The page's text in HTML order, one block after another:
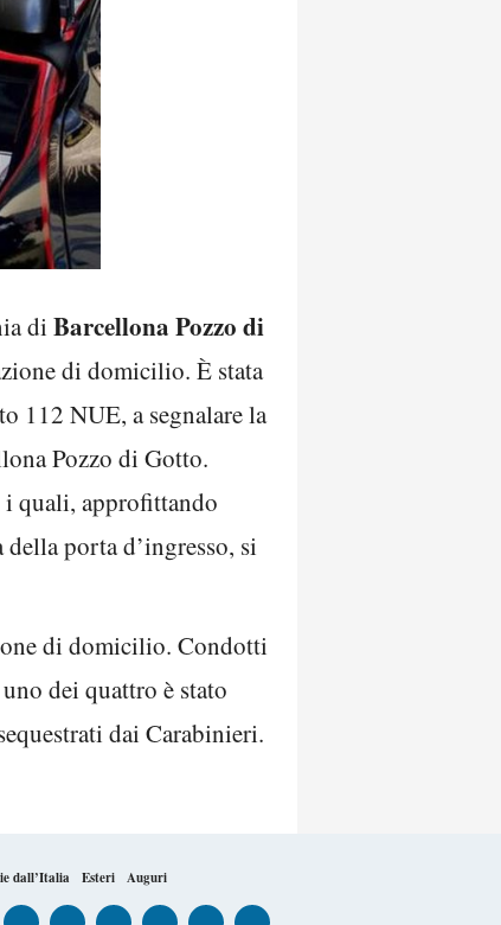
di Barcellona Pozzo di
di domicilio. È stata
112 NUE, a segnalare la
Pozzo di Gotto.
quali, approfittando
porta d’ingresso, si
di domicilio. Condotti
dei quattro è stato
dai Carabinieri.
dall’Italia Esteri Auguri